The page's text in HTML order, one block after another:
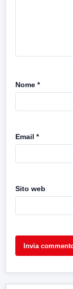
Nome *
Email *
Sito web